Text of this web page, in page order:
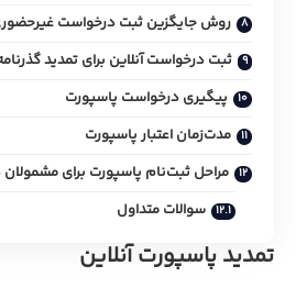
روش جایگزین ثبت درخواست
ثبت درخواست آنلاین برای تمدید
پیگیری درخواست پاسپورت
مدت‌زمان اعتبار پاسپورت
مراحل ثبت‌نام پاسپورت برای مشمولان در ۵
سوالات متداول
تمدید پاسپورت آنلاین